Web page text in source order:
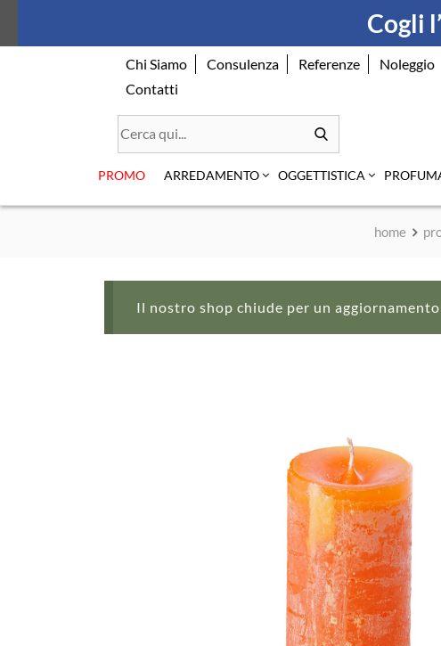
Cogli
Chi Siamo Consulenza Referenze
Noleggio
Contatti
PROMO ARREDAMENTO OGGETTISTICA
home
Il nostro shop chiude per un